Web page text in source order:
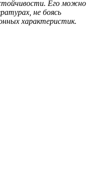
Его можно
не боясь
характеристик.